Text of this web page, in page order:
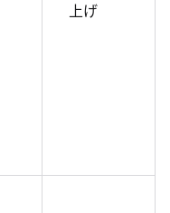
上げ